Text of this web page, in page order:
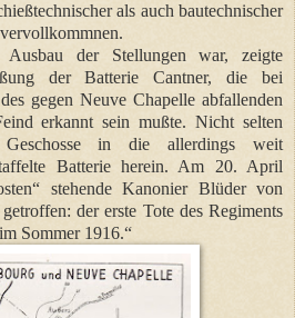
als auch bautechnischer
der Stellungen war, zeigte
der Batterie Cantner, die bei
gegen Neuve Chapelle abfallenden
erkannt sein mußte. Nicht selten
in die allerdings weit
Batterie herein. Am 20. April
stehende Kanonier Blüder von
der erste Tote des Regiments
Sommer 1916.“